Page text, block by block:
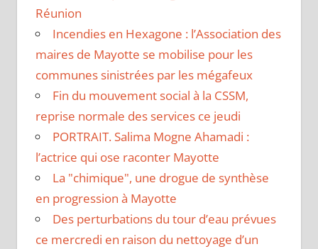
Réunion
Incendies en Hexagone : l’Association des
maires de Mayotte se mobilise pour les
communes sinistrées par les mégafeux
Fin du mouvement social à la CSSM,
reprise normale des services ce jeudi
PORTRAIT. Salima Mogne Ahamadi :
l’actrice qui ose raconter Mayotte
La "chimique", une drogue de synthèse
en progression à Mayotte
Des perturbations du tour d’eau prévues
ce mercredi en raison du nettoyage d’un